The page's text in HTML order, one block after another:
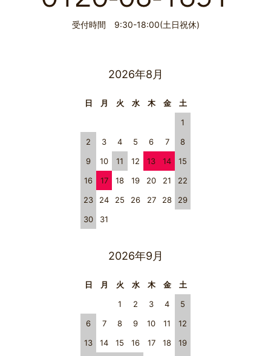
受付時間 9:30-18:00(土日祝休)
2026年8月
日 月 火 水 木 金
土
1
2
3 4 5 6 7
8
9
10 11 12 13 14
15
16
17 18 19 20 21
22
23
24 25 26 27 28
29
30
31
2026年9月
日 月 火 水 木 金
土
1
2 3 4
5
6
7 8 9 10 11
12
13
14 15 16 17 18
19